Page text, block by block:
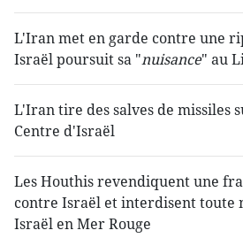
L'Iran met en garde contre une
Israël poursuit sa "nuisance" au
L'Iran tire des salves de missiles
Centre d'Israël
Les Houthis revendiquent une
contre Israël et interdisent toute
Israël en Mer Rouge